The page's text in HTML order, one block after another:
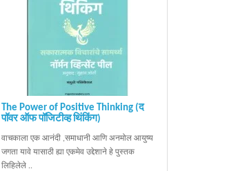
The Power of Positive Thinking (द
पॉवर ऑफ पॉजिटीव्ह थिंकिंग)
वाचकाला एक आनंदी ,समाधानी आणि अनमोल आयुष्य
जगता यावे यासाठी ह्या एकमेव उद्देशाने हे पुस्तक
लिहिलेले ..